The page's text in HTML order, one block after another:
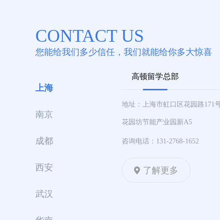
CONTACT US
您能给我们多少信任，我们就能给你多大惊喜
上海
南京
成都
西安
武汉
高顿留学总部
地址：上海市虹口区花园路171
花园坊节能产业园新A5
咨询电话：131-2768-1652
了解更多